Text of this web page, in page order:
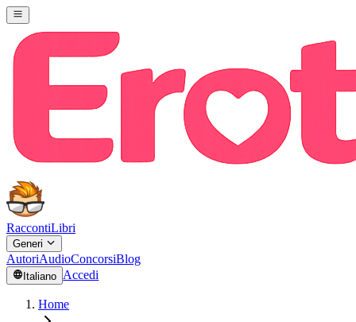
RaccontiLibri
Generi
AutoriAudioConcorsiBlog
Italiano Accedi
Home